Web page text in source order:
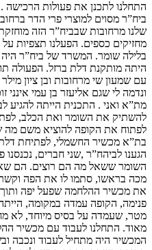
התחלנו לתכנן את פעולות
ביח”ר מסוים למוצרי פרי הדר
שלנו מרחובות שבביח”ר הזה
מחזיקים כספים. הפעלנו תצפיות
בלילה שומר. המשרד של ביח”ר
היתה מותקנת דלת ברזל. הפעולה
עם שמעון שי מרחובות ובן ציון
ונדמה לי שגם אליעזר בן עמי אינני
מת”א ואני . התכנית הייתה
להשתיק את השומר ואת הכלב,
לפתוח את הקופה להוציא משם מה
בת”א מכשיר החשמלי, לפתיחת דלת
הגענו לביהח”ר ,שני חברים, נכנסנו
השומר ששאל מה הם רוצים. הם
מכה בראשו, סתמו לו את הפה
את מכשיר ההלחמה שפעל יפה
פנימה, הקופה עמדה במקומה,
מטר, שעמדה על בסיס מיוחד, לא
מאוד. התחלנו לעבוד עם מכשיר
המכשיר היה מתחיל לעבוד ונכבה